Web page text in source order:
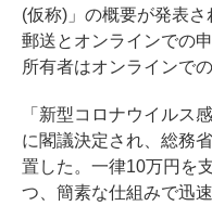
(仮称)」の概要が発表さ
郵送とオンラインでの
所有者はオンラインで
「新型コロナウイルス
に閣議決定され、総務
置した。一律10万円を
つ、簡素な仕組みで迅